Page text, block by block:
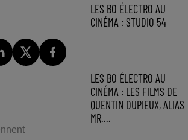
LES BO ÉLECTRO AU
CINÉMA : STUDIO 54
LES BO ÉLECTRO AU
CINÉMA : LES FILMS DE
QUENTIN DUPIEUX, ALIAS
MR....